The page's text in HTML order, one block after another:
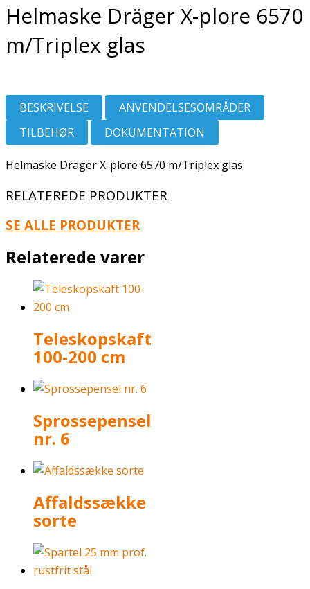
Helmaske Dräger X-plore 6570
m/Triplex glas
BESKRIVELSE
ANVENDELSESOMRÅDER
TILBEHØR
DOKUMENTATION
Helmaske Dräger X-plore 6570 m/Triplex glas
RELATEREDE PRODUKTER
SE ALLE PRODUKTER
Relaterede varer
Teleskopskaft
100-200 cm
Sprossepensel
nr. 6
Affaldssække
sorte